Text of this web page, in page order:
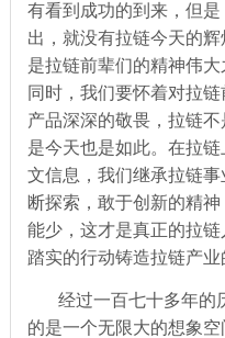
有看到成功的到来，但
出，就没有拉链今天的
是拉链前辈们的精神伟
同时，我们要怀着对拉
产品深深的敬畏，拉链
是今天也是如此。在拉
文信息，我们继承拉链
断探索，敢于创新的精
能少，这才是真正的拉
踏实的行动铸造拉链产业
经过一百七十多年的
的是一个无限大的想象